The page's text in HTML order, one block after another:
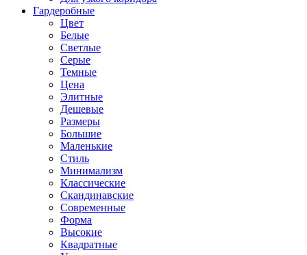
Гардеробные
Цвет
Белые
Светлые
Серые
Темные
Цена
Элитные
Дешевые
Размеры
Большие
Маленькие
Стиль
Минимализм
Классические
Скандинавские
Современные
Форма
Высокие
Квадратные